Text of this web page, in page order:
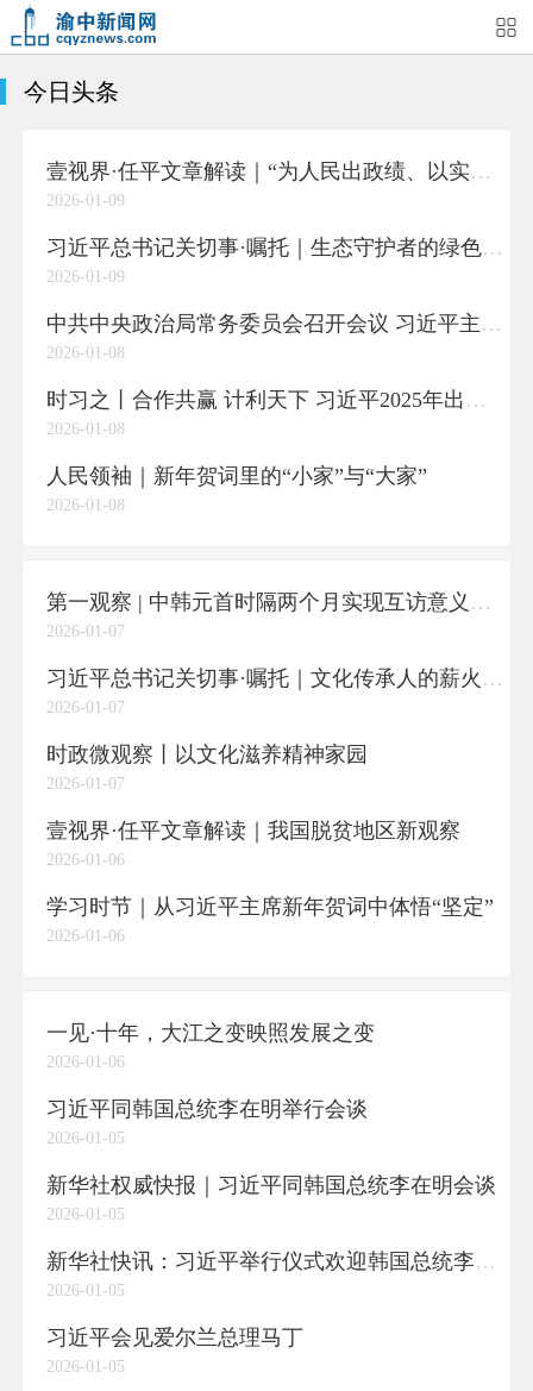
首页
渝中新闻 特别关注 部门动态 街道快讯
企业信息 吃在渝中 住在渝中 行在渝中
今日头条
壹视界·任平文章解读｜“为人民出政绩、以实干出政绩”
2026-01-09
习近平总书记关切事·嘱托｜生态守护者的绿色画卷
2026-01-09
中共中央政治局常务委员会召开会议 习近平主持会议
2026-01-08
时习之丨合作共赢 计利天下 习近平2025年出访足迹
2026-01-08
人民领袖｜新年贺词里的“小家”与“大家”
2026-01-08
第一观察 | 中韩元首时隔两个月实现互访意义深远
2026-01-07
习近平总书记关切事·嘱托｜文化传承人的薪火实践
2026-01-07
时政微观察丨以文化滋养精神家园
2026-01-07
壹视界·任平文章解读｜我国脱贫地区新观察
2026-01-06
学习时节｜从习近平主席新年贺词中体悟“坚定”
2026-01-06
一见·十年，大江之变映照发展之变
2026-01-06
习近平同韩国总统李在明举行会谈
2026-01-05
新华社权威快报｜习近平同韩国总统李在明会谈
2026-01-05
新华社快讯：习近平举行仪式欢迎韩国总统李在明访华
2026-01-05
习近平会见爱尔兰总理马丁
2026-01-05